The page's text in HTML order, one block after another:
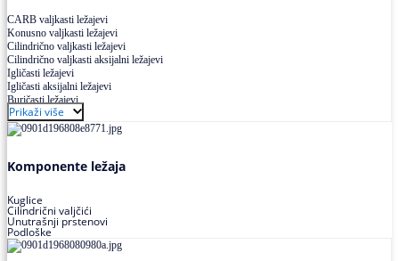
CARB valjkasti ležajevi
Konusno valjkasti ležajevi
Cilindrično valjkasti ležajevi
Cilindrično valjkasti aksijalni ležajevi
Igličasti ležajevi
Igličasti aksijalni ležajevi
Buričasti ležajevi
Buričasti zaptiveni ležajevi
Buričasti aksijalni ležajevi
Prikaži više
Komponente ležaja
Kuglice
Cilindrični valjčići
Unutrašnji prstenovi
Podloške